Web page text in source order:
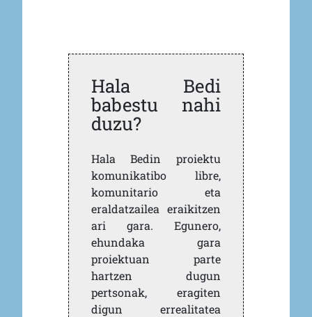
Hala Bedi
babestu nahi
duzu?
Hala Bedin proiektu
komunikatibo libre,
komunitario eta
eraldatzailea eraikitzen
ari gara. Egunero,
ehundaka gara
proiektuan parte
hartzen dugun
pertsonak, eragiten
digun errealitatea